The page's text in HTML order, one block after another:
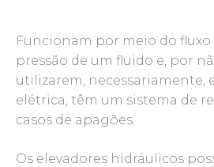
Funcionam por meio do fluxo
pressão de um fluido e, por
utilizarem, necessariamente,
elétrica, têm um sistema de
casos de apagões.
Os elevadores hidráulicos